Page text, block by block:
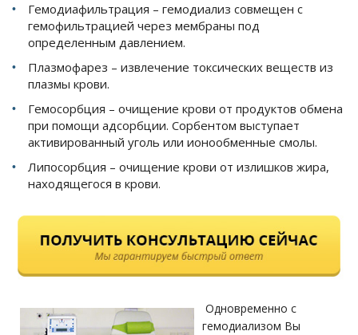
Гемодиафильтрация – гемодиализ совмещен с
гемофильтрацией через мембраны под
определенным давлением.
Плазмофарез – извлечение токсических веществ из
плазмы крови.
Гемосорбция – очищение крови от продуктов обмена
при помощи адсорбции. Сорбентом выступает
активированный уголь или ионообменные смолы.
Липосорбция – очищение крови от излишков жира,
находящегося в крови.
Одновременно с
гемодиализом Вы